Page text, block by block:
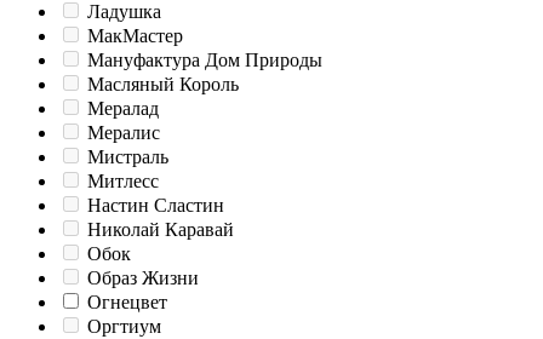
Ладушка
МакМастер
Мануфактура Дом Природы
Масляный Король
Мералад
Мералис
Мистраль
Митлесс
Настин Сластин
Николай Каравай
Обок
Образ Жизни
Огнецвет
Оргтиум